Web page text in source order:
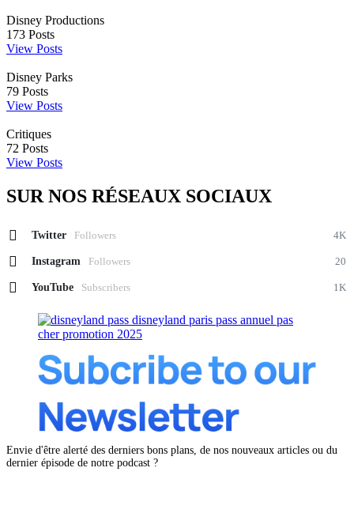
Disney Productions
173 Posts
View Posts
Disney Parks
79 Posts
View Posts
Critiques
72 Posts
View Posts
SUR NOS RÉSEAUX SOCIAUX
Twitter 4K
Followers
Instagram 20
Followers
YouTube 1K
Subscribers
Envie d'être alerté des derniers bons plans, de nos nouveaux articles ou du
dernier épisode de notre podcast ?